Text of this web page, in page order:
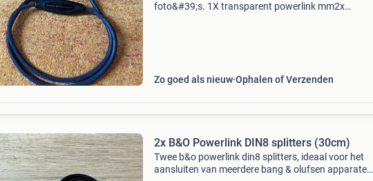
foto&#39;s. 1X transparent powerlink mm2x
Zo goed als nieuw Ophalen of Verzenden
2x B&O Powerlink DIN8 splitters (30cm)
Twee b&o powerlink din8 splitters, ideaal voor het
aansluiten van meerdere bang & olufsen apparaten